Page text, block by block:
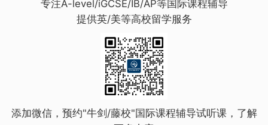
专注A-level/iGCSE/IB/AP等国际课程辅导
提供英/美等高校留学服务
添加微信，预约"牛剑/藤校"国际课程辅导试听课，了解